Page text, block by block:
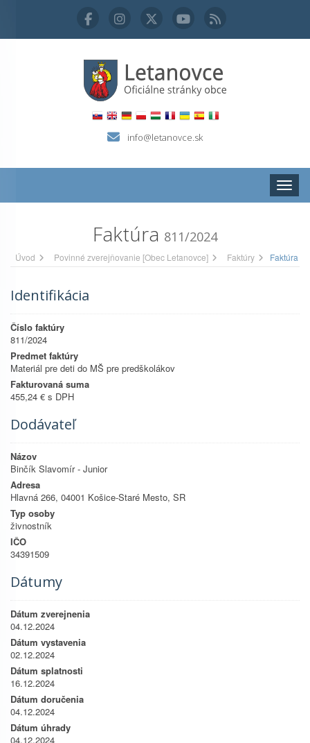
info@letanovce.sk
Faktúra 811/2024
Úvod Povinné zverejňovanie [Obec Letanovce] Faktúry Faktúra
Identifikácia
Číslo faktúry
811/2024
Predmet faktúry
Materiál pre deti do MŠ pre predškolákov
Fakturovaná suma
455,24 € s DPH
Dodávateľ
Názov
Binčík Slavomír - Junior
Adresa
Hlavná 266, 04001 Košice-Staré Mesto, SR
Typ osoby
živnostník
IČO
34391509
Dátumy
Dátum zverejnenia
04.12.2024
Dátum vystavenia
02.12.2024
Dátum splatnosti
16.12.2024
Dátum doručenia
04.12.2024
Dátum úhrady
04.12.2024